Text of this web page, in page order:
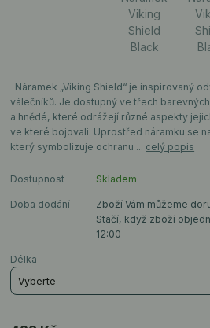
Náramek „Viking Shield“ je inspirovaný
válečníků. Je dostupný ve třech
a hnědé, které odrážejí různé aspekty
ve které bojovali. Uprostřed náramku se
který symbolizuje ochranu ... celý popis
Dostupnost Skladem
Doba dodání
Zboží Vám můžeme
Stačí, když zboží
12:00
Délka